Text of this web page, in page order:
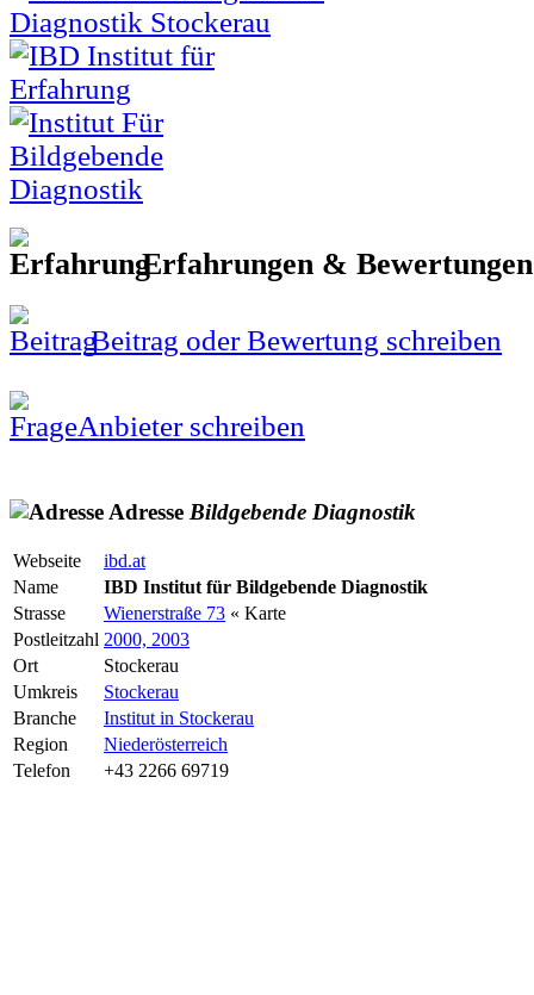
Erfahrungen &
Beitrag oder Bewertung schreiben
Anbieter schreiben
Adresse Bildgebende Diagnostik
Webseite
ibd.at
Name
IBD Institut für Bildgebende Diagnostik
Strasse
Wienerstraße 73 « Karte
Postleitzahl 2000, 2003
Ort
Stockerau
Umkreis
Stockerau
Branche
Institut in Stockerau
Region
Niederösterreich
Telefon
+43 2266 69719